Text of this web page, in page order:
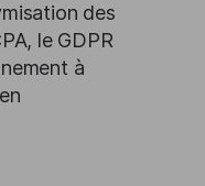
des
le GDPR
à